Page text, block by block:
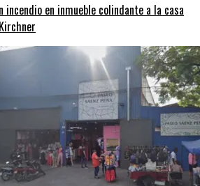
incendio en inmueble colindante a la casa